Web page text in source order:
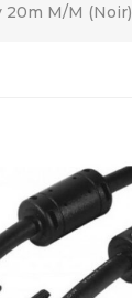
20m M/M (Noir)